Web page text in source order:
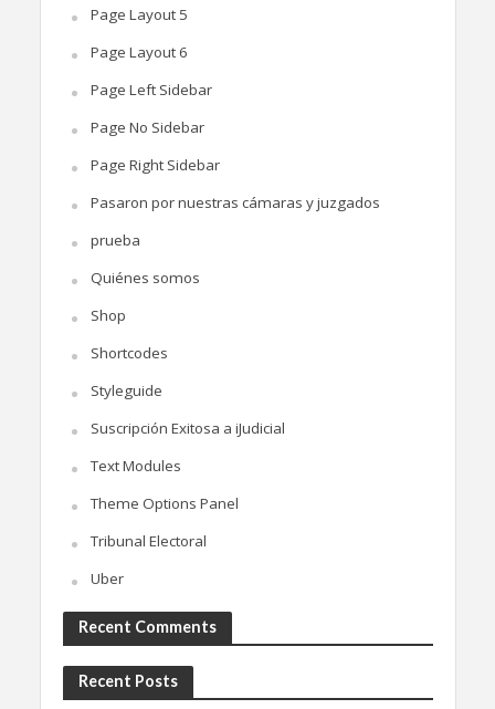
Page Layout 5
Page Layout 6
Page Left Sidebar
Page No Sidebar
Page Right Sidebar
Pasaron por nuestras cámaras y juzgados
prueba
Quiénes somos
Shop
Shortcodes
Styleguide
Suscripción Exitosa a iJudicial
Text Modules
Theme Options Panel
Tribunal Electoral
Uber
Recent Comments
Recent Posts